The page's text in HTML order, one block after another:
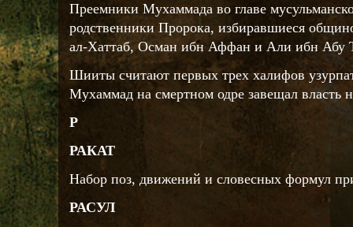
Преемники Мухаммада во главе
родственники Пророка, избиравшиеся
ал-Хаттаб, Осман ибн Аффан и Али ибн Абу
Шииты считают первых трех халифов
Мухаммад на смертном одре завещал
Р
РАКАТ
Набор поз, движений и словесных формул
РАСУЛ